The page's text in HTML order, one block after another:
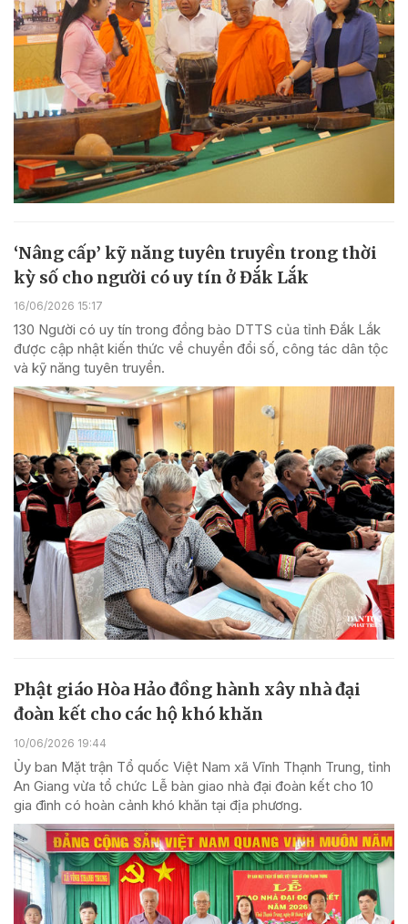
‘Nâng cấp’ kỹ năng tuyên truyền trong thời
kỳ số cho người có uy tín ở Đắk Lắk
16/06/2026 15:17
130 Người có uy tín trong đồng bào DTTS của tỉnh Đắk Lắk
được cập nhật kiến thức về chuyển đổi số, công tác dân tộc
và kỹ năng tuyên truyền.
Phật giáo Hòa Hảo đồng hành xây nhà đại
đoàn kết cho các hộ khó khăn
10/06/2026 19:44
Ủy ban Mặt trận Tổ quốc Việt Nam xã Vĩnh Thạnh Trung, tỉnh
An Giang vừa tổ chức Lễ bàn giao nhà đại đoàn kết cho 10
gia đình có hoàn cảnh khó khăn tại địa phương.